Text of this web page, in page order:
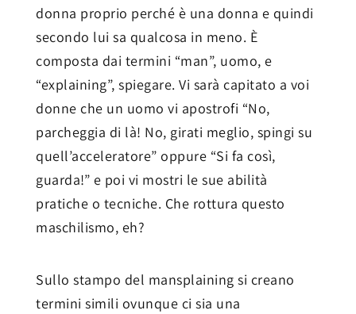
donna proprio perché è una donna e quindi
secondo lui sa qualcosa in meno. È
composta dai termini “man”, uomo, e
“explaining”, spiegare. Vi sarà capitato a voi
donne che un uomo vi apostrofi “No,
parcheggia di là! No, girati meglio, spingi su
quell’acceleratore” oppure “Si fa così,
guarda!” e poi vi mostri le sue abilità
pratiche o tecniche. Che rottura questo
maschilismo, eh?
Sullo stampo del mansplaining si creano
termini simili ovunque ci sia una